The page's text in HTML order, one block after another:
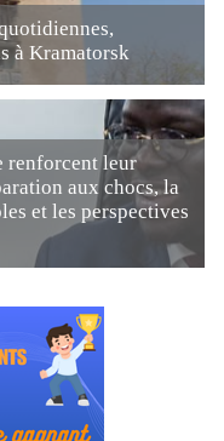
à Kramatorsk
renforcent leur
aux chocs, la
et les perspectives